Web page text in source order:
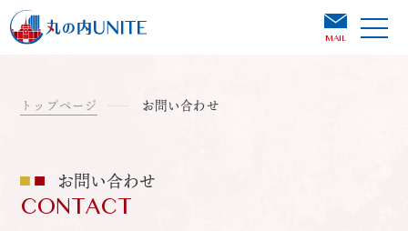
MAIL
トップページ お問い合わせ
お問い合わせ
CONTACT